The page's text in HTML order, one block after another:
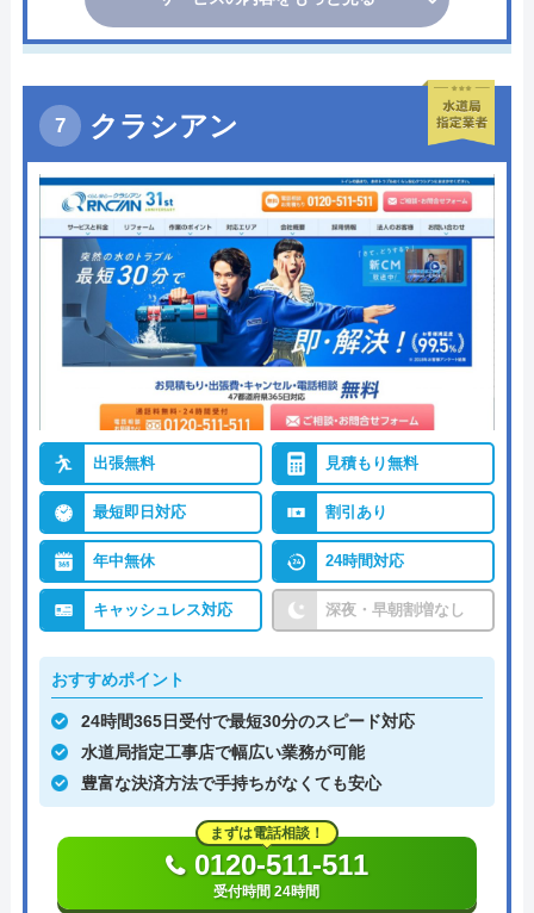
クラシアン
出張無料 見積もり無料
最短即日対応 割引あり
年中無休 24時間対応
キャッシュレス対応 深夜・早朝割増なし
おすすめポイント
24時間365日受付で最短30分のスピード対応
水道局指定工事店で幅広い業務が可能
豊富な決済方法で手持ちがなくても安心
まずは電話相談！
0120-511-511
受付時間 24時間